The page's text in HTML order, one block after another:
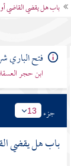
باب هل يقضي القاضي
فتح
ابن حجر
جزء 13
باب هل يقضي